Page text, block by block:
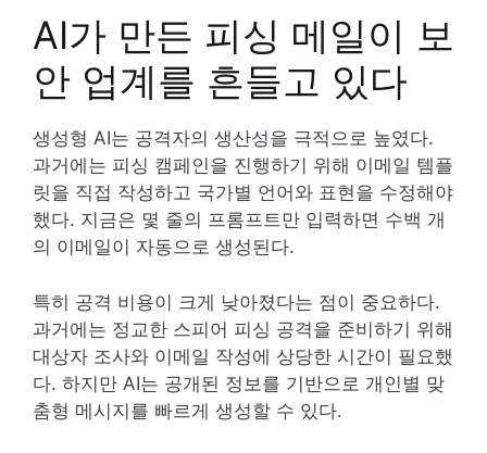
AI가 만든 피싱 메일이 보
안 업계를 흔들고 있다
생성형 AI는 공격자의 생산성을 극적으로 높였다.
과거에는 피싱 캠페인을 진행하기 위해 이메일 템플
릿을 직접 작성하고 국가별 언어와 표현을 수정해야
했다. 지금은 몇 줄의 프롬프트만 입력하면 수백 개
의 이메일이 자동으로 생성된다.
특히 공격 비용이 크게 낮아졌다는 점이 중요하다.
과거에는 정교한 스피어 피싱 공격을 준비하기 위해
대상자 조사와 이메일 작성에 상당한 시간이 필요했
다. 하지만 AI는 공개된 정보를 기반으로 개인별 맞
춤형 메시지를 빠르게 생성할 수 있다.